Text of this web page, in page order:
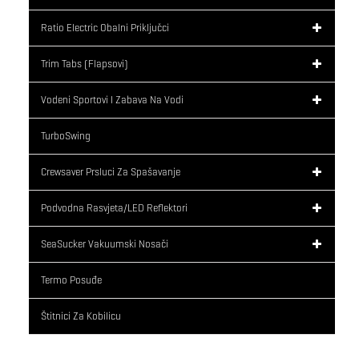
Ratio Electric Obalni Priključci
Trim Tabs (flapsovi)
Vodeni Sportovi I Zabava Na Vodi
TurboSwing
Crewsaver Prsluci Za Spašavanje
Podvodna Rasvjeta/LED Reflektori
SeaSucker Vakuumski Nosači
Termo Posuđe
Štitnici Za Kobilicu